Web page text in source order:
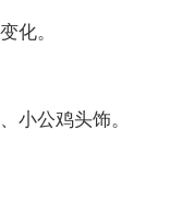
化。
小公鸡头饰。